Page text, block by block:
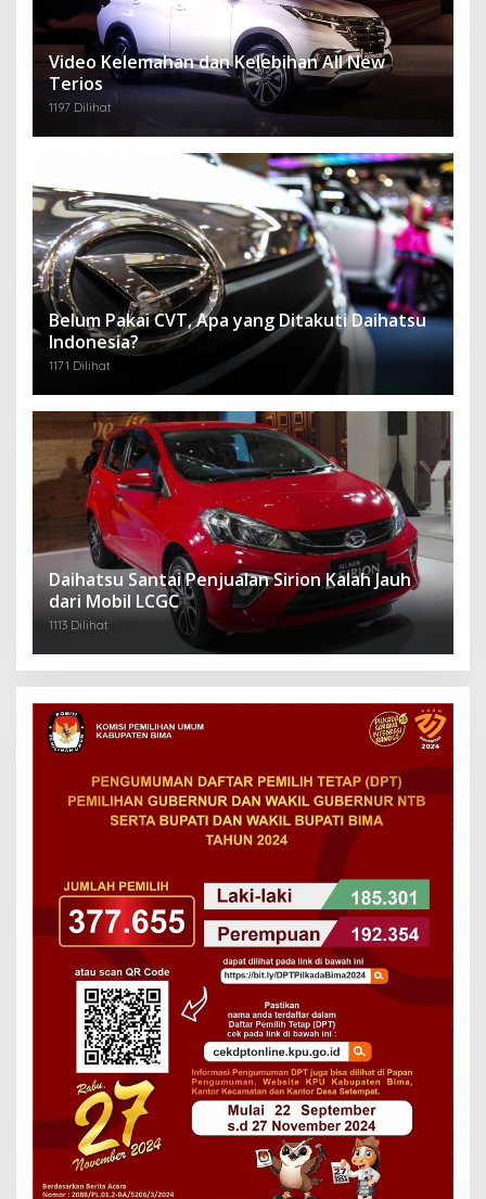
Video Kelemahan dan Kelebihan All New
Terios
1197 Dilihat
Belum Pakai CVT, Apa yang Ditakuti Daihatsu
Indonesia?
1171 Dilihat
Daihatsu Santai Penjualan Sirion Kalah Jauh
dari Mobil LCGC
1113 Dilihat